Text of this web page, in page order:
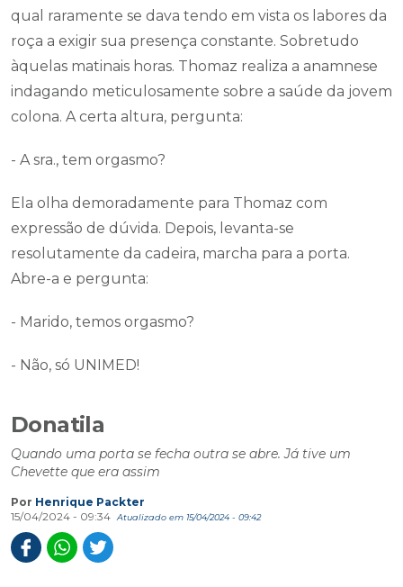
qual raramente se dava tendo em vista os labores da
roça a exigir sua presença constante. Sobretudo
àquelas matinais horas. Thomaz realiza a anamnese
indagando meticulosamente sobre a saúde da jovem
colona. A certa altura, pergunta:
- A sra., tem orgasmo?
Ela olha demoradamente para Thomaz com
expressão de dúvida. Depois, levanta-se
resolutamente da cadeira, marcha para a porta.
Abre-a e pergunta:
- Marido, temos orgasmo?
- Não, só UNIMED!
Donatila
Quando uma porta se fecha outra se abre. Já tive um
Chevette que era assim
Por Henrique Packter
15/04/2024 - 09:34
Atualizado em 15/04/2024 - 09:42